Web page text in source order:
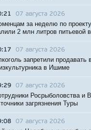
07 августа 2026
за неделю по
2 млн литров питьевой
07 августа 2026
запретили продавать
в Ишиме
07 августа 2026
Росрыболовства
загрязнения Туры
07 августа 2026